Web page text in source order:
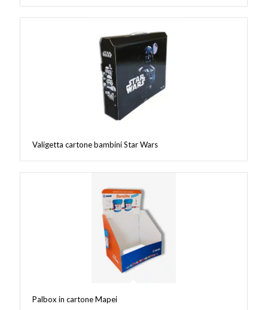
Valigetta cartone bambini Star Wars
Palbox in cartone Mapei